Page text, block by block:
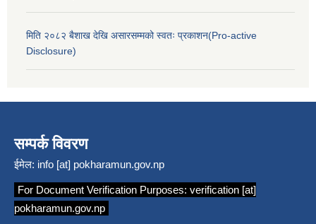
मिति २०८२ बैशाख देखि असारसम्मको स्वतः प्रकाशन(Pro-active
Disclosure)
सम्पर्क विवरण
ईमेल: info [at] pokharamun.gov.np
For Document Verification Purposes: verification [at]
pokharamun.gov.np